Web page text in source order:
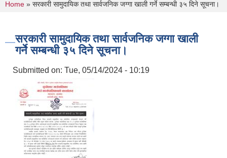
You are here
Home » सरकारी सामुदायिक तथा सार्वजनिक जग्गा खाली गर्ने सम्बन्धी ३५ दिने सूचना।
सरकारी सामुदायिक तथा सार्वजनिक जग्गा खाली
गर्ने सम्बन्धी ३५ दिने सूचना।
Submitted on: Tue, 05/14/2024 - 10:19